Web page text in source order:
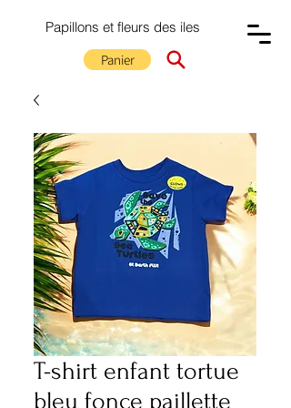
Papillons et fleurs des iles
Panier
T-shirt enfant tortue
bleu fonce paillette